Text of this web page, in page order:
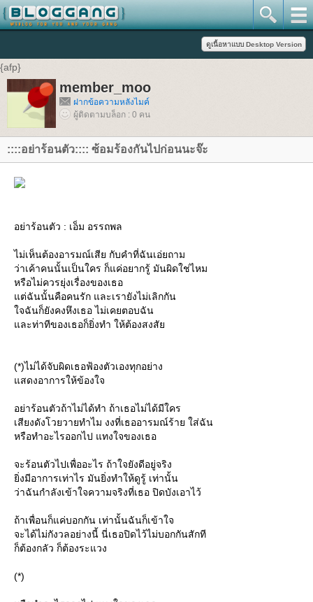
{afp}
member_moo
ฝากข้อความหลังไมค์
ผู้ติดตามบล็อก : 0 คน
::::อย่าร้อนตัว:::: ซ้อมร้องกันไปก่อนนะจ๊ะ
อย่าร้อนตัว : เอ็ม อรรถพล
ไม่เห็นต้องอารมณ์เสีย กับคำที่ฉันเอ่ยถาม
ว่าเค้าคนนั้นเป็นใคร ก็แค่อยากรู้ มันผิดใช่ไหม
หรือไม่ควรยุ่งเรื่องของเธอ
แต่ฉันนั้นคือคนรัก และเรายังไม่เลิกกัน
ใจฉันก็ยังคงหึงเธอ ไม่เคยตอบฉัน
และท่าทีของเธอก็ยิ่งทำ ให้ต้องสงสัย
(*)ไม่ได้จับผิดเธอฟ้องตัวเองทุกอย่าง
แสดงอาการให้ข้องใจ
อย่าร้อนตัวถ้าไม่ได้ทำ ถ้าเธอไม่ได้มีใคร
เสียงดังโวยวายทำไม งงที่เธออารมณ์ร้าย ใส่ฉัน
หรือทำอะไรออกไป แทงใจของเธอ
จะร้อนตัวไปเพื่ออะไร ถ้าใจยังดีอยู่จริง
ยิ่งมีอาการเท่าไร มันยิ่งทำให้ดูรู้ เท่านั้น
ว่าฉันกำลังเข้าใจความจริงที่เธอ ปิดบังเอาไว้
ถ้าเพื่อนก็แค่บอกกัน เท่านั้นฉันก็เข้าใจ
จะได้ไม่กังวลอย่างนี้ นี่เธอปิดไว้ไม่บอกกันสักที
ก็ต้องกลัว ก็ต้องระแวง
(*)